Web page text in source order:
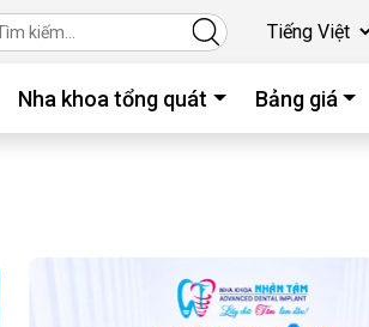
Nha khoa tổng quát Bảng giá